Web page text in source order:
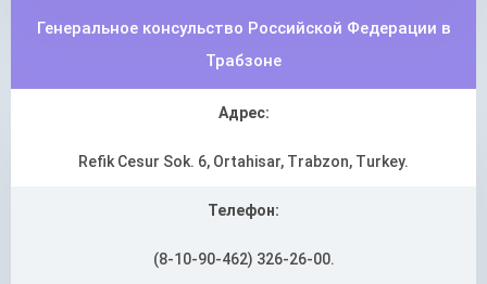
Генеральное консульство Российской Федерации в
Трабзоне
Адрес:
Refik Cesur Sok. 6, Ortahisar, Trabzon, Turkey.
Телефон:
(8-10-90-462) 326-26-00.